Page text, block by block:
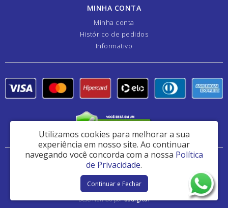
MINHA CONTA
Minha conta
Histórico de pedidos
Informativo
Danfer Componentes e Manutenção de Peças Ltda - CNPJ: 44.382.461/0001-41
Av Analice Sakatauskas 1180 - Jardim Ipê - Osasco / SP - CEP: 06060-013
Danfer Hidráulica © 2026
Desenvolvido por88digital
Utilizamos cookies para melhorar a sua
experiência em nosso site. Ao continuar
navegando você concorda com a nossa Política
de Privacidade.
Continuar e Fechar